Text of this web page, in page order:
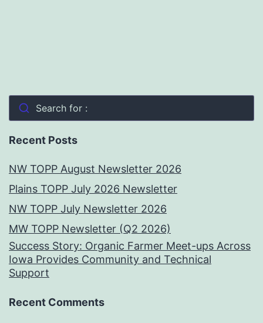
Search for :
Recent Posts
NW TOPP August Newsletter 2026
Plains TOPP July 2026 Newsletter
NW TOPP July Newsletter 2026
MW TOPP Newsletter (Q2 2026)
Success Story: Organic Farmer Meet-ups Across
Iowa Provides Community and Technical
Support
Recent Comments